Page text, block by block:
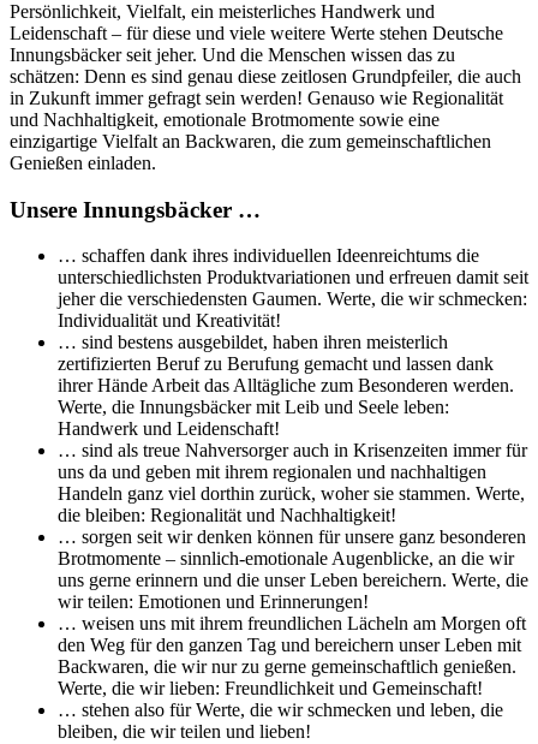
Persönlichkeit, Vielfalt, ein meisterliches Handwerk und
Leidenschaft – für diese und viele weitere Werte stehen Deutsche
Innungsbäcker seit jeher. Und die Menschen wissen das zu
schätzen: Denn es sind genau diese zeitlosen Grundpfeiler, die auch
in Zukunft immer gefragt sein werden! Genauso wie Regionalität
und Nachhaltigkeit, emotionale Brotmomente sowie eine
einzigartige Vielfalt an Backwaren, die zum gemeinschaftlichen
Genießen einladen.
Unsere Innungsbäcker …
… schaffen dank ihres individuellen Ideenreichtums die
unterschiedlichsten Produktvariationen und erfreuen damit seit
jeher die verschiedensten Gaumen. Werte, die wir schmecken:
Individualität und Kreativität!
… sind bestens ausgebildet, haben ihren meisterlich
zertifizierten Beruf zu Berufung gemacht und lassen dank
ihrer Hände Arbeit das Alltägliche zum Besonderen werden.
Werte, die Innungsbäcker mit Leib und Seele leben:
Handwerk und Leidenschaft!
… sind als treue Nahversorger auch in Krisenzeiten immer für
uns da und geben mit ihrem regionalen und nachhaltigen
Handeln ganz viel dorthin zurück, woher sie stammen. Werte,
die bleiben: Regionalität und Nachhaltigkeit!
… sorgen seit wir denken können für unsere ganz besonderen
Brotmomente – sinnlich-emotionale Augenblicke, an die wir
uns gerne erinnern und die unser Leben bereichern. Werte, die
wir teilen: Emotionen und Erinnerungen!
… weisen uns mit ihrem freundlichen Lächeln am Morgen oft
den Weg für den ganzen Tag und bereichern unser Leben mit
Backwaren, die wir nur zu gerne gemeinschaftlich genießen.
Werte, die wir lieben: Freundlichkeit und Gemeinschaft!
… stehen also für Werte, die wir schmecken und leben, die
bleiben, die wir teilen und lieben!